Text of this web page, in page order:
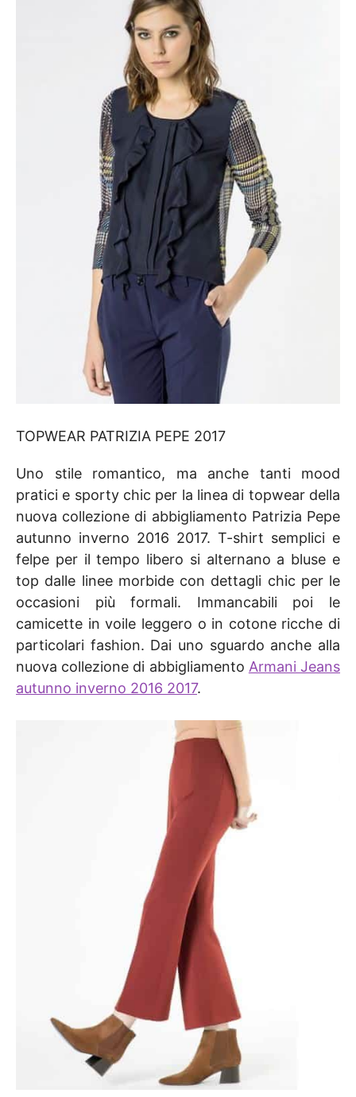
TOPWEAR PATRIZIA PEPE 2017
Uno stile romantico, ma anche tanti mood
pratici e sporty chic per la linea di topwear della
nuova collezione di abbigliamento Patrizia Pepe
autunno inverno 2016 2017. T-shirt semplici e
felpe per il tempo libero si alternano a bluse e
top dalle linee morbide con dettagli chic per le
occasioni più formali. Immancabili poi le
camicette in voile leggero o in cotone ricche di
particolari fashion. Dai uno sguardo anche alla
nuova collezione di abbigliamento Armani Jeans
autunno inverno 2016 2017.